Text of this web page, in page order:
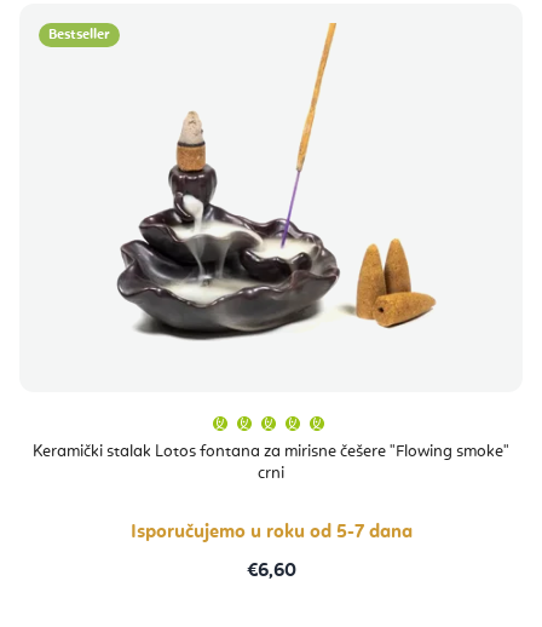
Bestseller
Keramički stalak Lotos fontana za mirisne češere "Flowing smoke"
crni
proizvoda
je
zvjezdica.
Isporučujemo u roku od 5-7 dana
€6,60